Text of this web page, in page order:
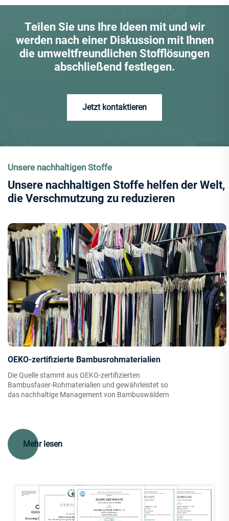
Teilen Sie uns Ihre Ideen mit und wir
werden nach einer Diskussion mit Ihnen
die umweltfreundlichen Stofflösungen
abschließend festlegen.
Jetzt kontaktieren
Unsere nachhaltigen Stoffe
Unsere nachhaltigen Stoffe helfen der Welt,
die Verschmutzung zu reduzieren
OEKO-zertifizierte Bambusrohmaterialien
Die Quelle stammt aus OEKO-zertifizierten
Bambusfaser-Rohmaterialien und gewährleistet so
das nachhaltige Management von Bambuswäldern
Mehr lesen